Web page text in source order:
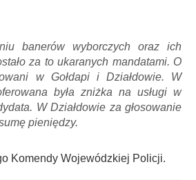
banerów wyborczych oraz ich
za to ukaranych mandatami. O
w Gołdapi i Działdowie. W
była zniżka na usługi w
W Działdowie za głosowanie
pieniędzy.
Komendy Wojewódzkiej Policji.